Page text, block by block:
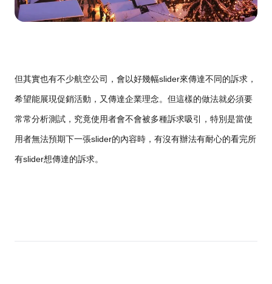
但其實也有不少航空公司，會以好幾幅slider來傳達不同的訴求，
希望能展現促銷活動，又傳達企業理念。但這樣的做法就必須要
常常分析測試，究竟使用者會不會被多種訴求吸引，特別是當使
用者無法預期下一張slider的內容時，有沒有辦法有耐心的看完所
有slider想傳達的訴求。